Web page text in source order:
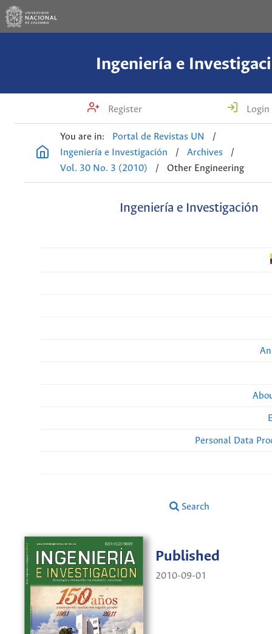
Ingeniería e
Register Login
You are in: Portal de Revistas UN
/
Ingeniería e Investigación
/ Archives
/
Vol. 30 No. 3 (2010)
/ Other Engineering
Ingeniería e Investigación
Personal Data
Search
Published
2010-09-01